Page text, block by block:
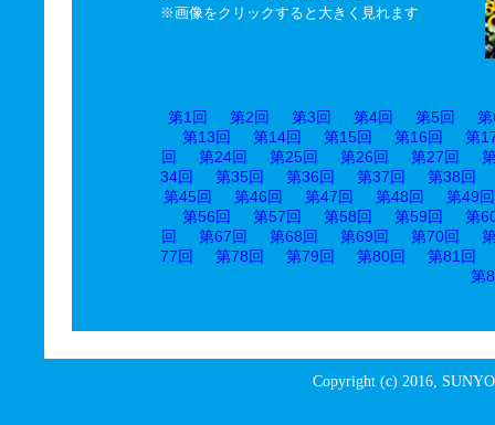
※画像をクリックすると大きく見れます
第1回 第2回 第3回 第4回 第5回
第13回
第14回 第15回 第16回
第
回
第24回 第25回 第26回 第27回
34回
第35回 第36回 第37回
第38回
第45回
第46回 第47回 第48回
第49回
第56回
第57回 第58回 第59回
第
回
第67回 第68回 第69回 第70回
77回
第78回 第79回 第80回
第81回
第
Copyright (c) 2016,